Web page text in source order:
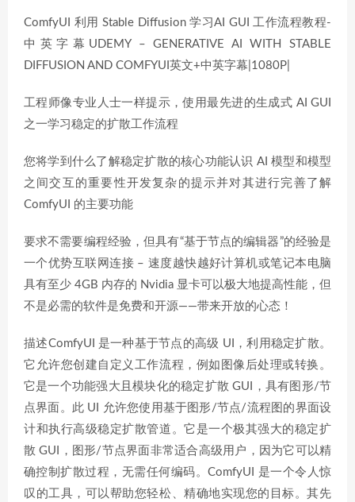
ComfyUI 利用 Stable Diffusion 学习AI GUI 工作流程教程-
中英字幕UDEMY – GENERATIVE AI WITH STABLE
DIFFUSION AND COMFYUI英文+中英字幕|1080P|
工程师像专业人士一样提示，使用最先进的生成式 AI GUI
之一学习稳定的扩散工作流程
您将学到什么了解稳定扩散的核心功能认识 AI 模型和模型
之间交互的重要性开发复杂的提示并对其进行完善了解
ComfyUI 的主要功能
要求不需要编程经验，但具有“基于节点的编辑器”的经验是
一个优势互联网连接 – 速度越快越好计算机或笔记本电脑
具有至少 4GB 内存的 Nvidia 显卡可以极大地提高性能，但
不是必需的软件是免费和开源——带来开放的心态！
描述ComfyUI 是一种基于节点的高级 UI，利用稳定扩散。
它允许您创建自定义工作流程，例如图像后处理或转换。
它是一个功能强大且模块化的稳定扩散 GUI，具有图形/节
点界面。此 UI 允许您使用基于图形/节点/流程图的界面设
计和执行高级稳定扩散管道。它是一个极其强大的稳定扩
散 GUI，图形/节点界面非常适合高级用户，因为它可以精
确控制扩散过程，无需任何编码。ComfyUI 是一个令人惊
叹的工具，可以帮助您轻松、精确地实现您的目标。其先